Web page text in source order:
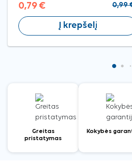
0,79 € 0,99
Į krepšelį
Greitas
pristatymas
Kokybės